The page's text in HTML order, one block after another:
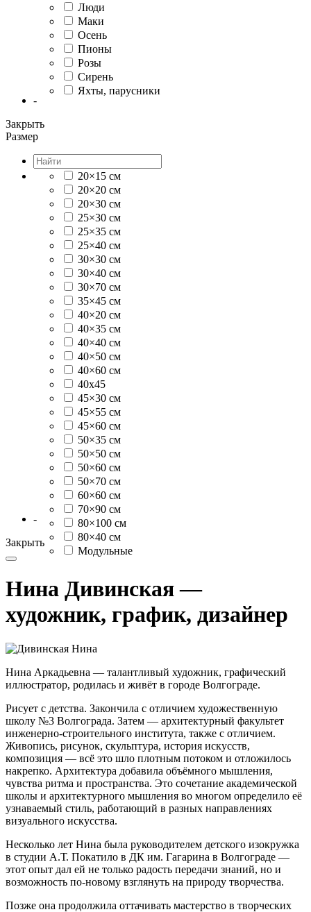
Люди
Маки
Осень
Пионы
Розы
Сирень
Яхты, парусники
-
Закрыть
Размер
20×15 см
20×20 см
20×30 см
25×30 см
25×35 см
25×40 см
30×30 см
30×40 см
30×70 см
35×45 см
40×20 см
40×35 см
40×40 см
40×50 см
40×60 см
40х45
45×30 см
45×55 см
45×60 см
50×35 см
50×50 см
50×60 см
50×70 см
60×60 см
70×90 см
80×100 см
80×40 см
Модульные
-
Закрыть
Нина Дивинская —
художник, график, дизайнер
Нина Аркадьевна — талантливый художник, графический
иллюстратор, родилась и живёт в городе Волгограде.
Рисует с детства. Закончила с отличием художественную
школу №3 Волгограда. Затем — архитектурный факультет
инженерно-строительного института, также с отличием.
Живопись, рисунок, скульптура, история искусств,
композиция — всё это шло плотным потоком и отложилось
накрепко. Архитектура добавила объёмного мышления,
чувства ритма и пространства. Это сочетание академической
школы и архитектурного мышления во многом определило её
узнаваемый стиль, работающий в разных направлениях
визуального искусства.
Несколько лет Нина была руководителем детского изокружка
в студии А.Т. Покатило в ДК им. Гагарина в Волгограде —
этот опыт дал ей не только радость передачи знаний, но и
возможность по-новому взглянуть на природу творчества.
Позже она продолжила оттачивать мастерство в творческих